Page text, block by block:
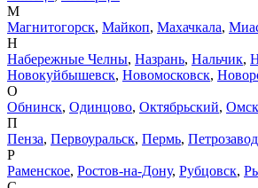
М
Магнитогорск, Майкоп, Махачкала,
Н
Набережные Челны, Назрань, Нальчик,
Новокуйбышевск, Новомосковск,
О
Обнинск, Одинцово, Октябрьский, Омск
П
Пенза, Первоуральск, Пермь,
Р
Раменское, Ростов-на-Дону, Рубцовск,